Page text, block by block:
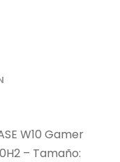
W10 Gamer
– Tamaño: